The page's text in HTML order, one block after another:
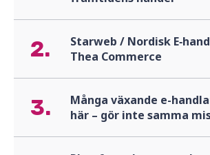
2.
Starweb / Nordisk
Thea Commerce
3.
Många växande e-
här – gör inte samma